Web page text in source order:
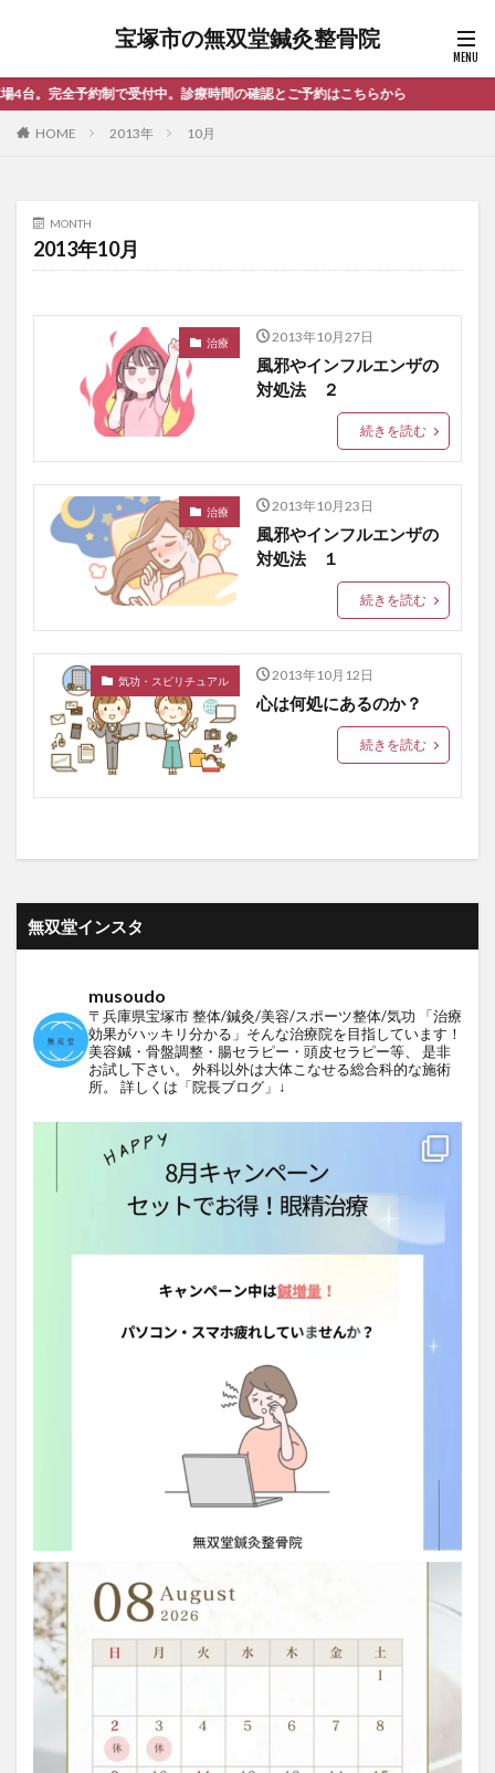
宝塚市の無双堂鍼灸整骨院
受付中。診療時間の確認とご予約はこちらから
HOME 2013年 10月
MONTH
2013年10月
治療 2013年10月27日
風邪やインフルエンザの
対処法 ２
続きを読む
治療 2013年10月23日
風邪やインフルエンザの
対処法 １
続きを読む
気功・スピリチュアル 2013年10月12日
心は何処にあるのか？
続きを読む
無双堂インスタ
musoudo
〒兵庫県宝塚市整体/鍼灸/美容/スポーツ整体/気功 「治療
効果がハッキリ分かる」そんな治療院を目指しています！
美容鍼・骨盤調整・腸セラピー・頭皮セラピー等、
是非
お試し下さい。
外科以外は大体こなせる総合科的な施術
所。
詳しくは「院長ブログ」↓